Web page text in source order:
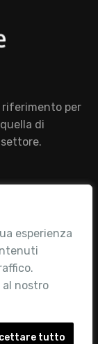
esperienza
al nostro
tutto
riferimento per
di